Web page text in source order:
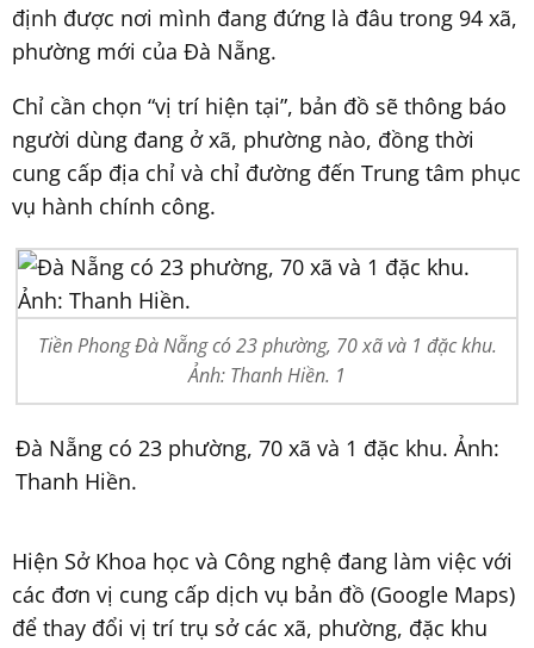
định được nơi mình đang đứng là đâu trong 94 xã,
phường mới của Đà Nẵng.
Chỉ cần chọn “vị trí hiện tại”, bản đồ sẽ thông báo
người dùng đang ở xã, phường nào, đồng thời
cung cấp địa chỉ và chỉ đường đến Trung tâm phục
vụ hành chính công.
Tiền Phong Đà Nẵng có 23 phường, 70 xã và 1 đặc khu.
Ảnh: Thanh Hiền. 1
Đà Nẵng có 23 phường, 70 xã và 1 đặc khu. Ảnh:
Thanh Hiền.
Hiện Sở Khoa học và Công nghệ đang làm việc với
các đơn vị cung cấp dịch vụ bản đồ (Google Maps)
để thay đổi vị trí trụ sở các xã, phường, đặc khu